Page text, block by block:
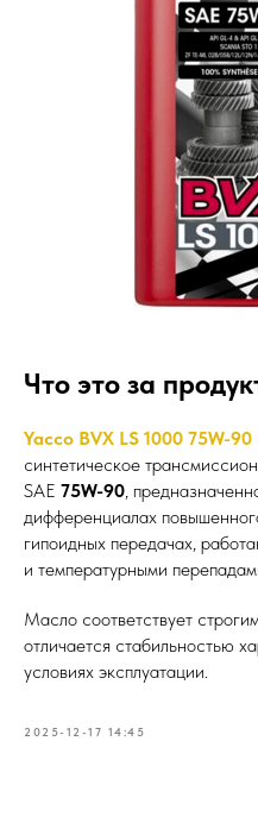
Что это за
Yacco BVX LS 1000 75W-90
синтетическое
SAE 75W-90,
дифференциалах
гипоидных передачах,
и температурными
Масло соответствует
отличается стабильностью
условиях эксплуатации.
2025-12-17 14:45